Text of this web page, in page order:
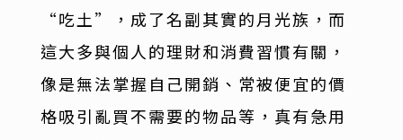
“吃土”，成了名副其實的月光族，而
這大多與個人的理財和消費習慣有關，
像是無法掌握自己開銷、常被便宜的價
格吸引亂買不需要的物品等，真有急用